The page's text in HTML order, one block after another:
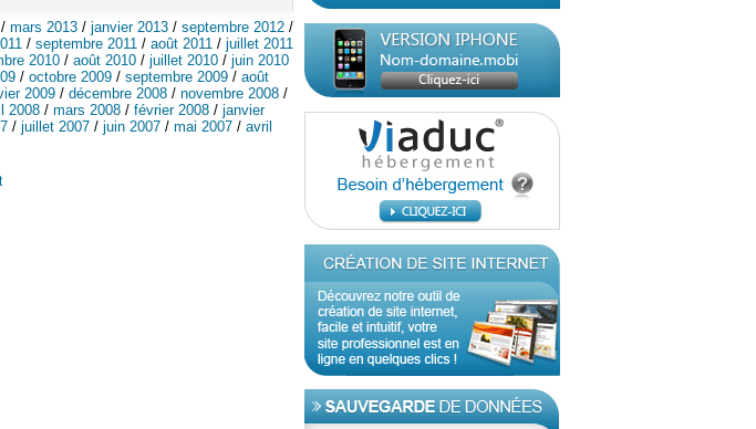
/ mars 2013 / janvier 2013 / septembre 2012 /
/ septembre 2011 / août 2011 / juillet 2011
2010 / août 2010 / juillet 2010 / juin 2010
/ octobre 2009 / septembre 2009 / août
2009 / décembre 2008 / novembre 2008 /
2008 / mars 2008 / février 2008 / janvier
/ juillet 2007 / juin 2007 / mai 2007 / avril